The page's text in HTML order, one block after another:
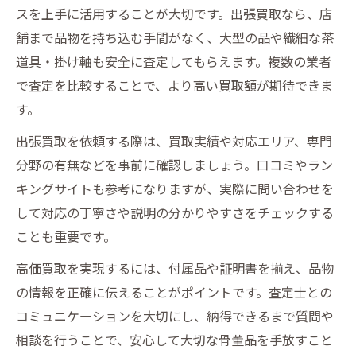
スを上手に活用することが大切です。出張買取なら、店
舗まで品物を持ち込む手間がなく、大型の品や繊細な茶
道具・掛け軸も安全に査定してもらえます。複数の業者
で査定を比較することで、より高い買取額が期待できま
す。
出張買取を依頼する際は、買取実績や対応エリア、専門
分野の有無などを事前に確認しましょう。口コミやラン
キングサイトも参考になりますが、実際に問い合わせを
して対応の丁寧さや説明の分かりやすさをチェックする
ことも重要です。
高価買取を実現するには、付属品や証明書を揃え、品物
の情報を正確に伝えることがポイントです。査定士との
コミュニケーションを大切にし、納得できるまで質問や
相談を行うことで、安心して大切な骨董品を手放すこと